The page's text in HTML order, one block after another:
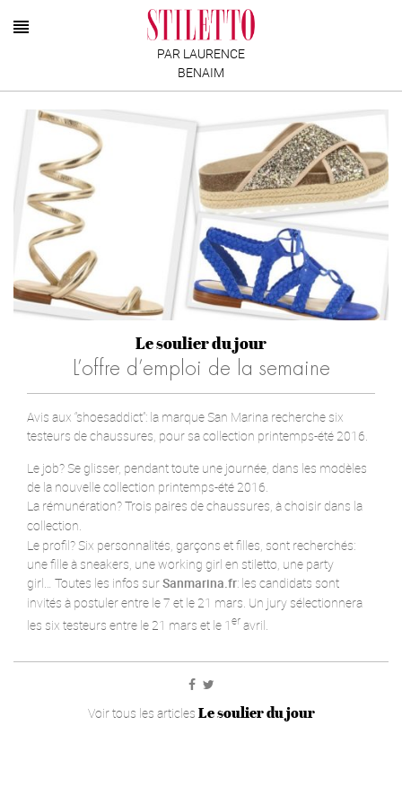
PAR LAURENCE
BENAIM
Le soulier du jour
L’offre d’emploi de la semaine
Avis aux “shoesaddict”: la marque San Marina recherche six
testeurs de chaussures, pour sa collection printemps-été 2016.
Le job? Se glisser, pendant toute une journée, dans les modèles
de la nouvelle collection printemps-été 2016.
La rémunération? Trois paires de chaussures, à choisir dans la
collection.
Le profil? Six personnalités, garçons et filles, sont recherchés:
une fille à sneakers, une working girl en stiletto, une party
girl… Toutes les infos surSanmarina.fr: les candidats sont
invités à postuler entre le 7 et le 21 mars. Un jury sélectionnera
les six testeurs entre le 21 mars et le 1 er avril.
Voir tous les articles Le soulier du jour